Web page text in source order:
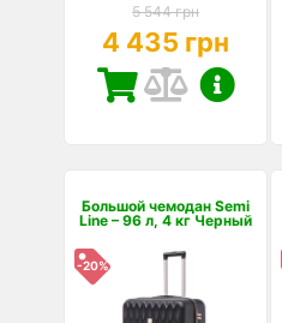
5 544 грн
4 435 грн
Большой чемодан Semi
Line – 96 л, 4 кг Черный
-20%